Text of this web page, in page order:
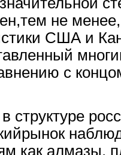
не
США и
с
структуре
как алмазы,